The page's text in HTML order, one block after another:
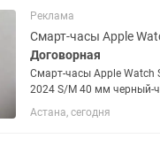
Реклама
Договорная
Смарт-часы Apple Watch
2024 S/M 40 мм черный-
хорошем состоянии,
царапина сверху
Астана, сегодня